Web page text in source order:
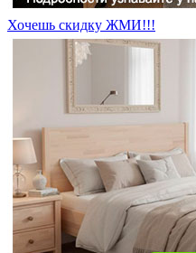
Хочешь скидку ЖМИ!!!